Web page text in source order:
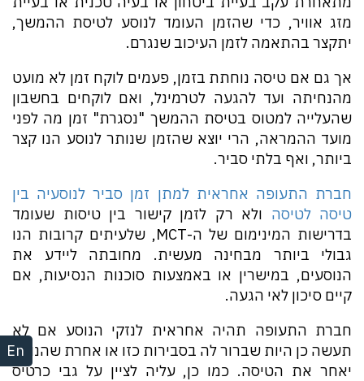
En
מזג אוויר, כדי שהזמן העומד לנוסע לטיסת ההמשך,
יתקצר בהתאמה לזמן העיכוב שנגרם.
אך גם אם טיסה נוחתת בזמן, פעמים לוקח זמן לא מועט
מהנחיתה ועד להגעה לטרמינל, ואם לוקחים בחשבון
שהעלייה למטוס בטיסת ההמשך "נסגרת" זמן מה לפני
מועד ההמראה, הרי יוצא שהזמן שנותר לנוסע הנו קצר
ביותר, ואף בלתי סביר.
חברת התעופה אחראית למתן זמן סביר לנוסעיה בין
טיסה לטיסה ולא רק לזמן קישור בין טיסות שעומד
בדרישות המינימום של ה-MCT, שלעיתים קרובות הנו
גבולי ביותר מבחינה מעשית. מחובתה ליידע את
הנוסעים, במישרין או באמצעות סוכנות הנסיעות, אם
קיים סיכון לאי הגעה.
חברת התעופה תהיה אחראית לנזקי הנוסע אם לא
תעשה כן היות שברור לה בסבירות כזו או אחרת שהנוסע
יאחר את הטיסה. כמו כן, עליה לציין על גבי כרטיס